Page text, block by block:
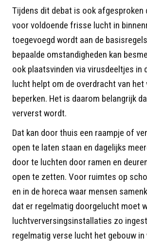
Tijdens dit debat is ook afgesproken
voor voldoende frisse lucht in
toegevoegd wordt aan de
bepaalde omstandigheden kan
ook plaatsvinden via virusdeeltjes in
lucht helpt om de overdracht van het
beperken. Het is daarom belangrijk
ververst wordt.
Dat kan door thuis een raampje of
open te laten staan en dagelijks
door te luchten door ramen en
open te zetten. Voor ruimtes op
en in de horeca waar mensen
dat er regelmatig doorgelucht moet
luchtverversingsinstallaties zo
regelmatig verse lucht het gebouw